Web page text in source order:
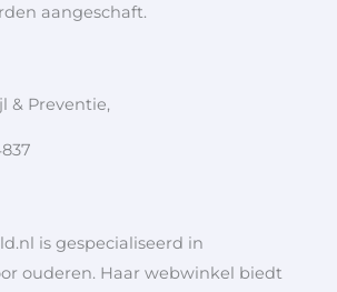
aangeschaft.
& Preventie,
is gespecialiseerd in
ouderen. Haar webwinkel biedt